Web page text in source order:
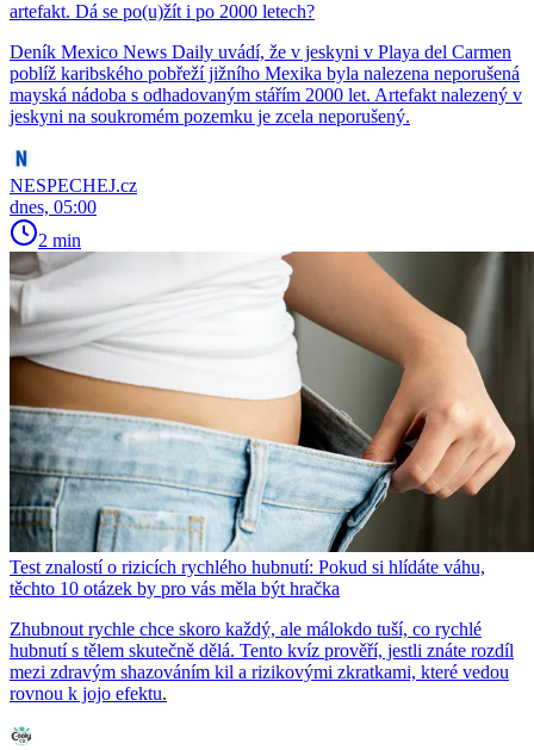
artefakt. Dá se po(u)žít i po 2000 letech?
Deník Mexico News Daily uvádí, že v jeskyni v Playa del Carmen
poblíž karibského pobřeží jižního Mexika byla nalezena neporušená
mayská nádoba s odhadovaným stářím 2000 let. Artefakt nalezený v
jeskyni na soukromém pozemku je zcela neporušený.
NESPECHEJ.cz
dnes, 05:00
2 min
Test znalostí o rizicích rychlého hubnutí: Pokud si hlídáte váhu,
těchto 10 otázek by pro vás měla být hračka
Zhubnout rychle chce skoro každý, ale málokdo tuší, co rychlé
hubnutí s tělem skutečně dělá. Tento kvíz prověří, jestli znáte rozdíl
mezi zdravým shazováním kil a rizikovými zkratkami, které vedou
rovnou k jojo efektu.